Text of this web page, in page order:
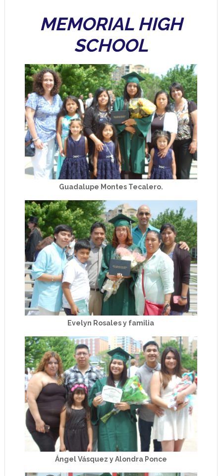
MEMORIAL HIGH
SCHOOL
Guadalupe Montes Tecalero.
Evelyn Rosales y familia
Ángel Vásquez y Alondra Ponce